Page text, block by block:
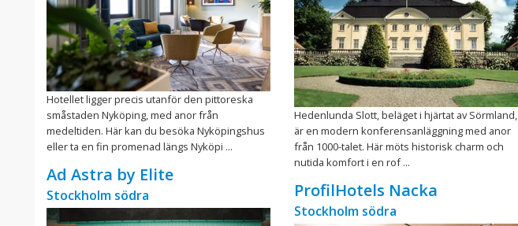
Hotellet ligger precis utanför den pittoreska
småstaden Nyköping, med anor från
medeltiden. Här kan du besöka Nyköpingshus
eller ta en fin promenad längs Nyköpi ...
Ad Astra by Elite
Stockholm södra
Hedenlunda Slott, beläget i hjärtat av Sörmland,
är en modern konferensanläggning med anor
från 1000-talet. Här möts historisk charm och
nutida komfort i en rof ...
ProfilHotels Nacka
Stockholm södra